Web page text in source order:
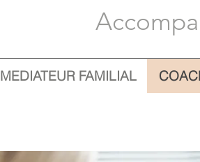
MEDIATEUR FAMILIAL